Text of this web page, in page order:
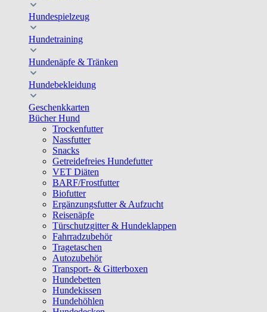
Hundespielzeug
Hundetraining
Hundenäpfe & Tränken
Hundebekleidung
Geschenkkarten
Bücher Hund
Trockenfutter
Nassfutter
Snacks
Getreidefreies Hundefutter
VET Diäten
BARF/Frostfutter
Biofutter
Ergänzungsfutter & Aufzucht
Reisenäpfe
Türschutzgitter & Hundeklappen
Fahrradzubehör
Tragetaschen
Autozubehör
Transport- & Gitterboxen
Hundebetten
Hundekissen
Hundehöhlen